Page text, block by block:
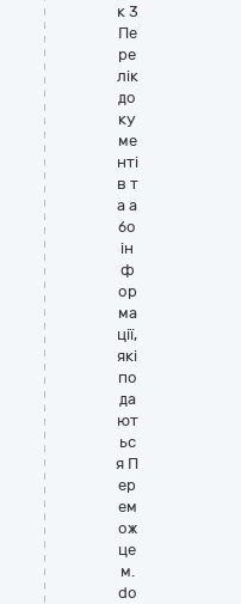
к 3
Пе
ре
лік
до
ку
ме
нті
в т
а а
бо
ін
ф
ор
ма
ції,
які
по
да
ют
ьс
я П
ер
ем
ож
це
м.
do